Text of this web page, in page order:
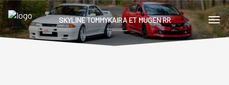
SKYLINE TOMMYKAIRA ET MUGEN RR